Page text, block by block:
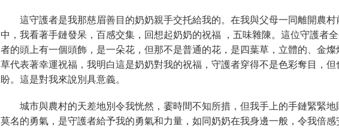
這守護者是我那慈眉善目的奶奶親手交托給我的。在我與父母一同離開農
中，我看著手鏈發呆，百感交集，回想起奶奶的祝福 ，五味雜陳。這位守護者
者的頭上有一個頭飾，是一朵花，但那不是普通的花，是四葉草，立體的、金
草代表著幸運祝福，我明白這是奶奶對我的祝福，守護者穿得不是色彩奪目，
盼。這是對我來說別具意義。
城市與農村的天差地別令我恍然，霎時間不知所措，但我手上的手鏈緊緊
莫名的勇氣，是守護者給予我的勇氣和力量，如同奶奶在我身邊一般，令我倍感